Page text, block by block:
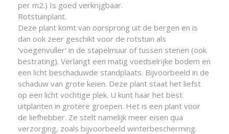
per m2.) Is goed verkrijgbaar.
Rotstuinplant.
Deze plant komt van oorsprong uit de bergen en is
dan ook zeer geschikt voor de rotstuin als
'voegenvuller' in de stapelmuur of tussen stenen (ook
bestrating). Verlangt een matig voedselrijke bodem en
een licht beschaduwde standplaats. Bijvoorbeeld in de
schaduw van grote keien. Deze plant staat het liefst
op een licht vochtige plek. U kunt haar het best
uitplanten in grotere groepen. Het is een plant voor
de liefhebber. Ze stelt namelijk meer eisen qua
verzorging, zoals bijvoorbeeld winterbescherming.